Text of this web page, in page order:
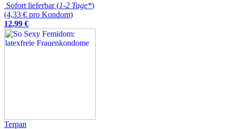
Sofort lieferbar (1-2 Tage*)
(4,33 € pro Kondom)
12,99 €
Terpan